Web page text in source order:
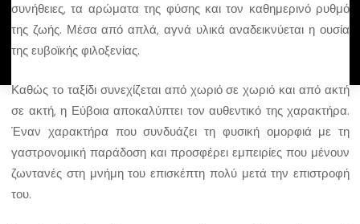
συνήθειες, τα αρώματα της φύσης και τον καθημερινό ρυθμό
της ζωής. Μέσα από απλά, αγνά υλικά αναδεικνύεται η ουσία
της ευβοϊκής φιλοξενίας.
Καθώς το ταξίδι συνεχίζεται από χωριό σε χωριό και από ακτή
σε ακτή, η Εύβοια αποκαλύπτει τον αυθεντικό της χαρακτήρα.
Έναν χαρακτήρα που συνδυάζει τη φυσική ομορφιά με τη
γαστρονομική παράδοση και προσφέρει εμπειρίες που μένουν
ζωντανές στη μνήμη του επισκέπτη πολύ μετά την επιστροφή
του.
©Greek Breakfast. All Rights Reserved. 2025